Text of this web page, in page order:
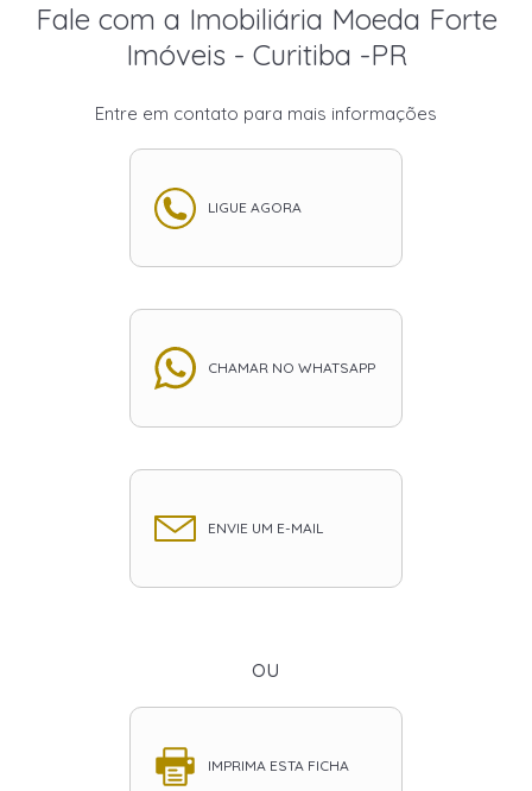
Fale com a Imobiliária Moeda Forte
Imóveis - Curitiba -PR
Entre em contato para mais informações
LIGUE AGORA
CHAMAR NO WHATSAPP
ENVIE UM E-MAIL
ou
IMPRIMA ESTA FICHA